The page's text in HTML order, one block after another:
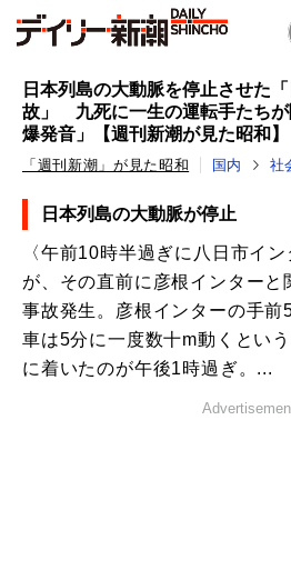
日本列島の大動脈を停止させた
故」 九死に一生の運転手たちが
爆発音」【週刊新潮が見た昭和】
「週刊新潮」が見た昭和 国内 社
日本列島の大動脈が停止
〈午前10時半過ぎに八日市イ
が、その直前に彦根インター
事故発生。彦根インターの手前
車は5分に一度数十m動くとい
に着いたのが午後1時過ぎ。...